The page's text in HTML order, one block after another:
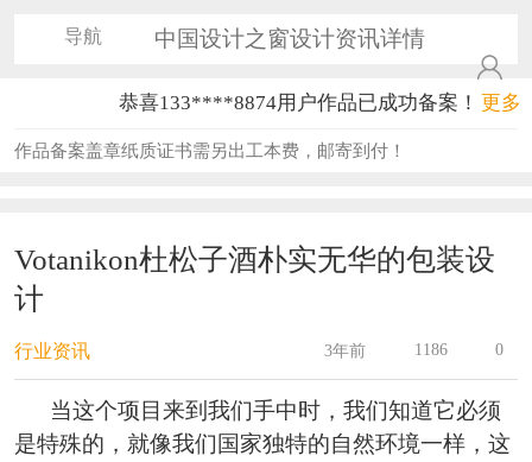
导航 中国设计之窗设计资讯详情
恭喜133****8874用户作品已成功备案！
恭喜138****8638用户作品已成功备案！
恭喜136****9807用户作品已成功备案！
恭喜150****6483用户作品已成功备案！
恭喜131****2473用户作品已成功备案！
恭喜159****4201用户作品已成功备案！
更多
作品备案盖章纸质证书需另出工本费，邮寄到付！
Votanikon杜松子酒朴实无华的包装设
计
行业资讯 3年前 1186 0
当这个项目来到我们手中时，我们知道它必须
是特殊的，就像我们国家独特的自然环境一样，这